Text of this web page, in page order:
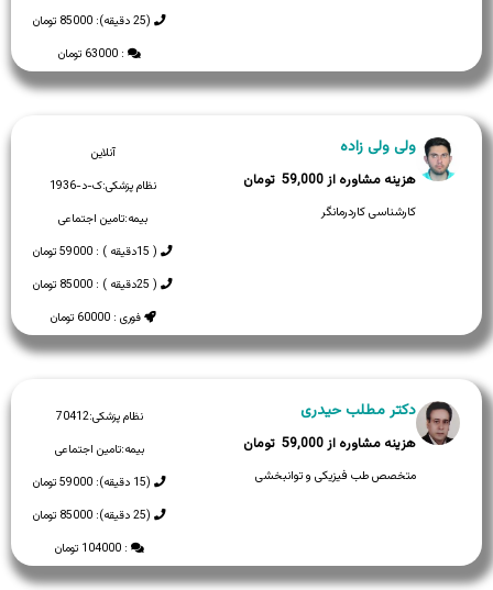
(25 دقیقه): 85000 تومان
: 63000 تومان
آنلاین
نظام پزشکی:ک-د-1936
بیمه:تامین اجتماعی
( 15دقیقه ) : 59000 تومان
( 25دقیقه ) : 85000 تومان
فوری : 60000 تومان
ولی ولی زاده
59,000
کارشناسی کاردرمانگر
نظام پزشکی:70412
بیمه:تامین اجتماعی
(15 دقیقه): 59000 تومان
(25 دقیقه): 85000 تومان
: 104000 تومان
دکتر مطلب حیدری
59,000
متخصص طب فیزیکی و توانبخشی